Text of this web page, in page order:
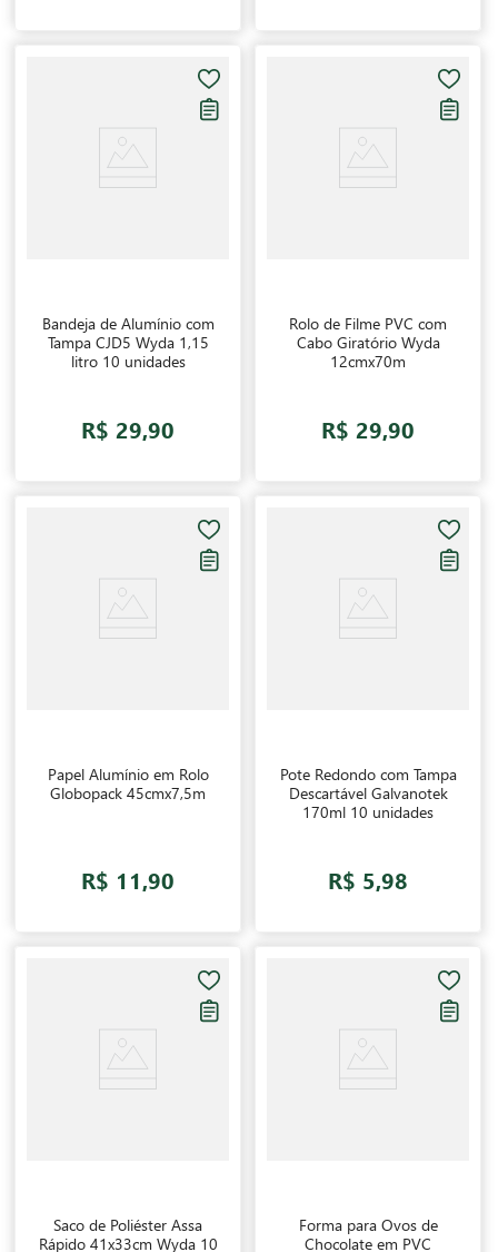
Bandeja de Alumínio com
Tampa CJD5 Wyda 1,15
litro 10 unidades
R$ 29,90
Rolo de Filme PVC com
Cabo Giratório Wyda
12cmx70m
R$ 29,90
Papel Alumínio em Rolo
Globopack 45cmx7,5m
R$ 11,90
Pote Redondo com Tampa
Descartável Galvanotek
170ml 10 unidades
R$ 5,98
Saco de Poliéster Assa
Rápido 41x33cm Wyda 10
Forma para Ovos de
Chocolate em PVC